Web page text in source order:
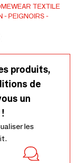
avec une
de spa à
aux tailles
Une grande
sur les côtés
pratiques et
TEXTILE
PEIGNOIRS
produits,
de
un
les